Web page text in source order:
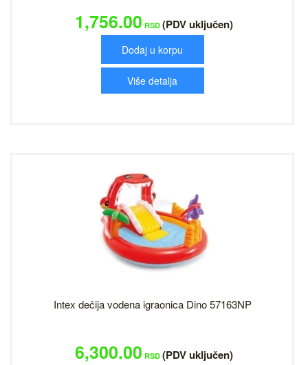
1,756.00 RSD (PDV uključen)
Dodaj u korpu
Više detalja
Intex dečija vodena igraonica Dino 57163NP
6,300.00 RSD (PDV uključen)